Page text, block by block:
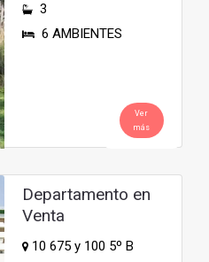
3
6 AMBIENTES
Ver
más
Departamento en
Venta
10 675 y 100 5º B